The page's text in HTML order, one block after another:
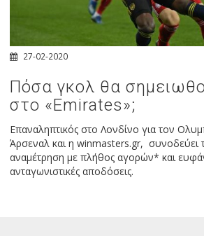
27-02-2020
Πόσα γκολ θα
στο «Emirates»;
Επαναληπτικός στο Λονδίνο για τον
Άρσεναλ και η winmasters.gr, συνοδεύει
αναμέτρηση με πλήθος αγορών* και
ανταγωνιστικές αποδόσεις.